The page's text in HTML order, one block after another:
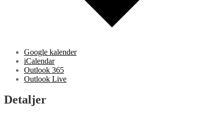
Google kalender
iCalendar
Outlook 365
Outlook Live
Detaljer